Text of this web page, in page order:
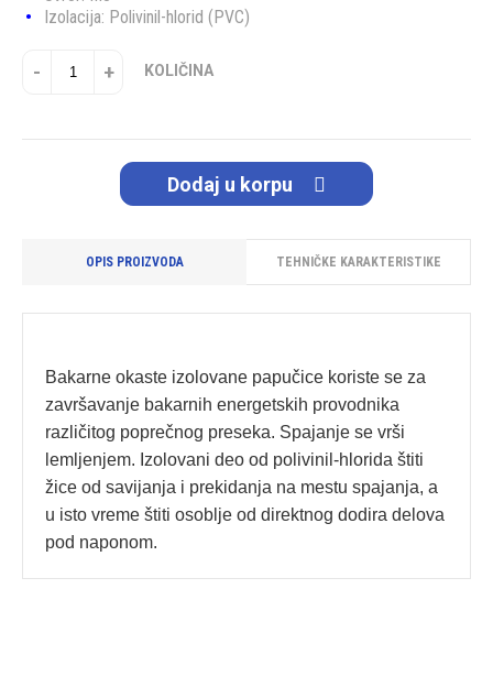
Izolacija: Polivinil-hlorid (PVC)
- + KOLIČINA
Dodaj u korpu
OPIS PROIZVODA TEHNIČKE KARAKTERISTIKE
Bakarne okaste izolovane papučice koriste se za
završavanje bakarnih energetskih provodnika
različitog poprečnog preseka. Spajanje se vrši
lemljenjem. Izolovani deo od polivinil-hlorida štiti
žice od savijanja i prekidanja na mestu spajanja, a
u isto vreme štiti osoblje od direktnog dodira delova
pod naponom.